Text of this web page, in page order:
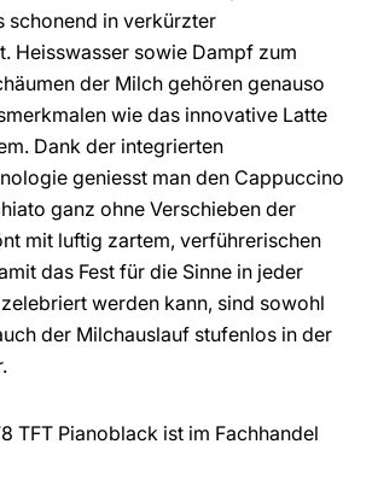
schonend in verkürzter
Heisswasser sowie Dampf zum
der Milch gehören genauso
wie das innovative Latte
Dank der integrierten
geniesst man den Cappuccino
ganz ohne Verschieben der
mit luftig zartem, verführerischen
das Fest für die Sinne in jeder
werden kann, sind sowohl
der Milchauslauf stufenlos in der
TFT Pianoblack ist im Fachhandel